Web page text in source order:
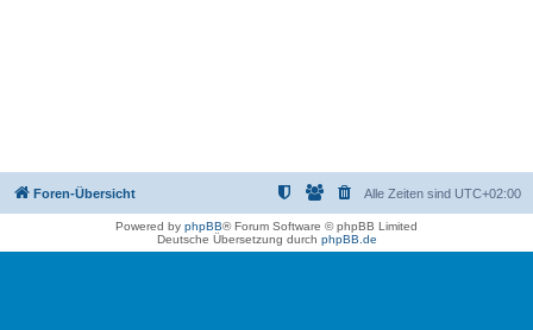
Foren-Übersicht Alle Zeiten sind UTC+02:00
Powered by phpBB® Forum Software © phpBB Limited
Deutsche Übersetzung durch phpBB.de